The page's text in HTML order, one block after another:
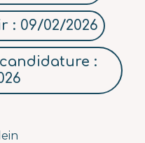
: 09/02/2026
: